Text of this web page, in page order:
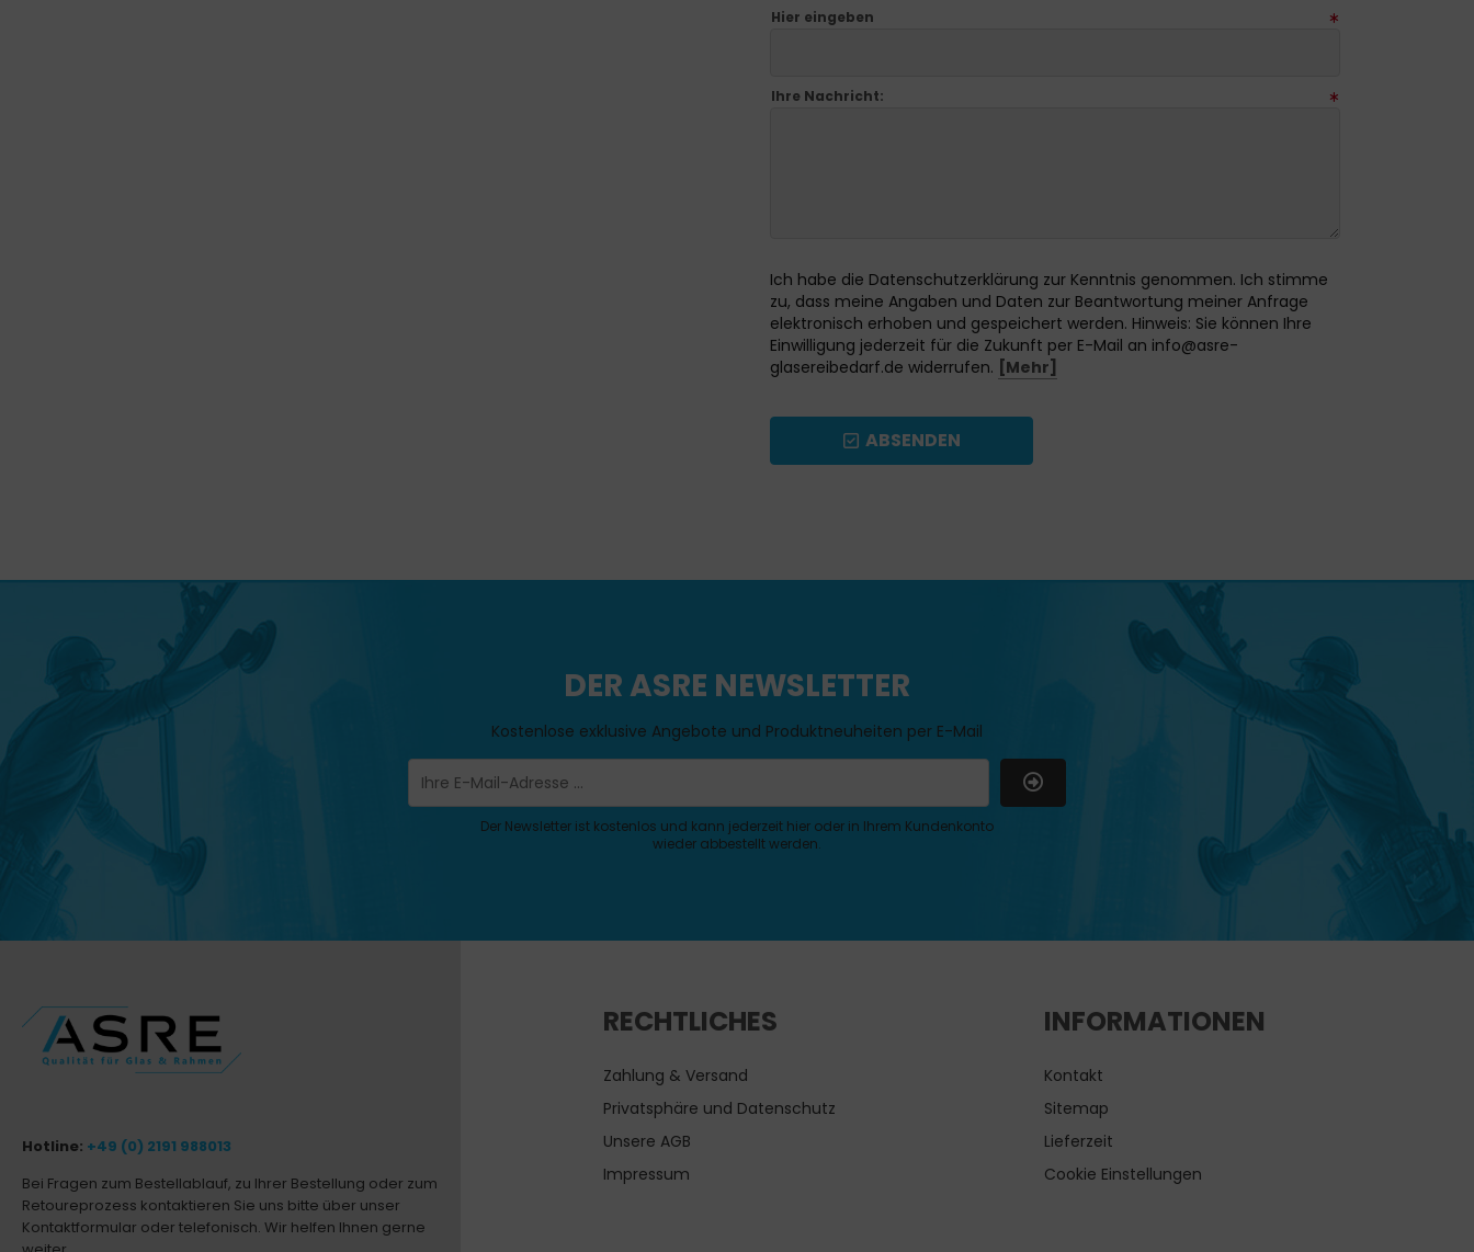
Hier eingeben
Ihre Nachricht:
Ich habe die Datenschutzerklärung zur Kenntnis genommen. Ich stimme
zu, dass meine Angaben und Daten zur Beantwortung meiner Anfrage
elektronisch erhoben und gespeichert werden. Hinweis: Sie können Ihre
Einwilligung jederzeit für die Zukunft per E-Mail an info@asre-
glasereibedarf.de widerrufen. [Mehr]
ABSENDEN
DER ASRE NEWSLETTER
Kostenlose exklusive Angebote und Produktneuheiten per E-Mail
Der Newsletter ist kostenlos und kann jederzeit hier oder in Ihrem Kundenkonto
wieder abbestellt werden.
Hotline: +49 (0) 2191 988013
Bei Fragen zum Bestellablauf, zu Ihrer Bestellung oder zum
Retoureprozess kontaktieren Sie uns bitte über unser
Kontaktformular oder telefonisch. Wir helfen Ihnen gerne
RECHTLICHES
Zahlung & Versand
Privatsphäre und Datenschutz
Unsere AGB
Impressum
INFORMATIONEN
Kontakt
Sitemap
Lieferzeit
Cookie Einstellungen